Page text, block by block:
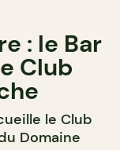
: le Bar
Club
le Club
Domaine